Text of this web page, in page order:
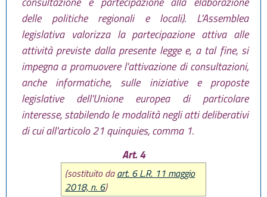
delle politiche regionali e locali). L'Assemblea
legislativa valorizza la partecipazione attiva alle
attività previste dalla presente legge e, a tal fine, si
impegna a promuovere l'attivazione di consultazioni,
anche informatiche, sulle iniziative e proposte
legislative dell'Unione europea di particolare
interesse, stabilendo le modalità negli atti deliberativi
di cui all'articolo 21 quinquies, comma 1.
Art. 4
(sostituito daart. 6 L.R. 11 maggio
2018, n. 6)